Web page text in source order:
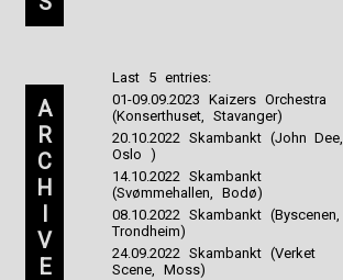
A
R
C
H
I
V
E
Last 5 entries:
01-09.09.2023 Kaizers Orchestra
(Konserthuset, Stavanger)
20.10.2022 Skambankt (John Dee,
Oslo )
14.10.2022 Skambankt
(Svømmehallen, Bodø)
08.10.2022 Skambankt (Byscenen,
Trondheim)
24.09.2022 Skambankt (Verket
Scene, Moss)